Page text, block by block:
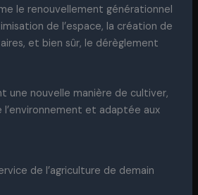
le renouvellement générationnel
de l’espace, la création de
et bien sûr, le dérèglement
une nouvelle manière de cultiver,
l’environnement et adaptée aux
de l’agriculture de demain